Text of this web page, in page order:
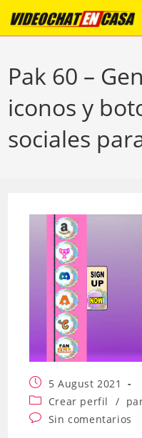
contenido
Pak 60 –
iconos y
sociales
Publicación
de
la
entrada:
5 August 2021
Categoría
de
la
Crear perfil /
Comentarios
Sin comentarios